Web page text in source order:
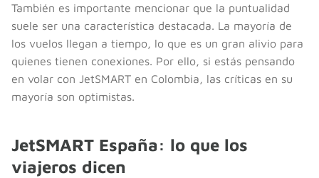
También es importante mencionar que la puntualidad
suele ser una característica destacada. La mayoría de
los vuelos llegan a tiempo, lo que es un gran alivio para
quienes tienen conexiones. Por ello, si estás pensando
en volar con JetSMART en Colombia, las críticas en su
mayoría son optimistas.
JetSMART España: lo que los
viajeros dicen